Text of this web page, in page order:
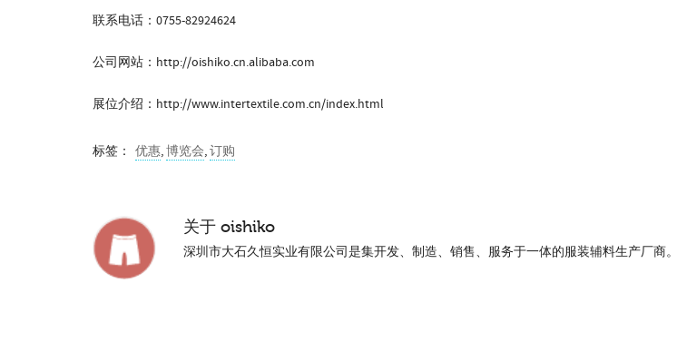
联系电话：0755-82924624
公司网站：http://oishiko.cn.alibaba.com
展位介绍：http://www.intertextile.com.cn/index.html
标签： 优惠,博览会,订购
关于 oishiko
深圳市大石久恒实业有限公司是集开发、制造、销售、服务于一体的服装辅料生产厂商。